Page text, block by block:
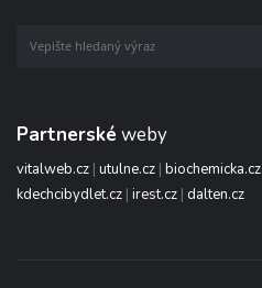
Partnerské weby
vitalweb.cz | utulne.cz | biochemicka.cz
kdechcibydlet.cz | irest.cz | dalten.cz